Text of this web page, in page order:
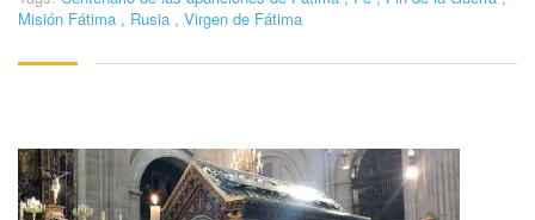
Misión Fátima , Rusia , Virgen de Fátima